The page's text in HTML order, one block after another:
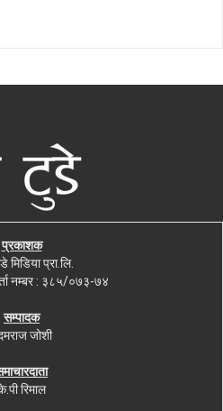
प्रकाशक
मिडिया प्रा.लि.
नम्बर : ३८५/०७३-७४
सम्पादक
जोशी
रिमाल